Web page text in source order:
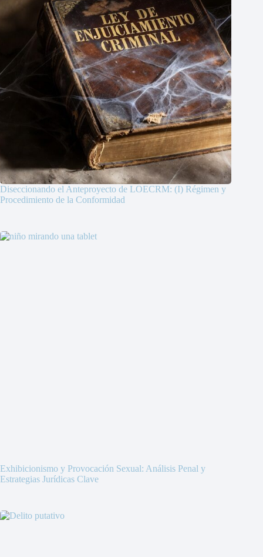
Diseccionando el Anteproyecto de LOECRM: (I) Régimen y
Procedimiento de la Conformidad
Exhibicionismo y Provocación Sexual: Análisis Penal y
Estrategias Jurídicas Clave